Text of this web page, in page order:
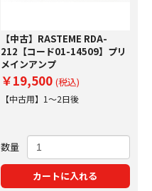
【中古】RASTEME RDA-
212【コード01-14509】プリ
メインアンプ
￥19,500 (税込)
【中古用】1～2日後
数量
カートに入れる